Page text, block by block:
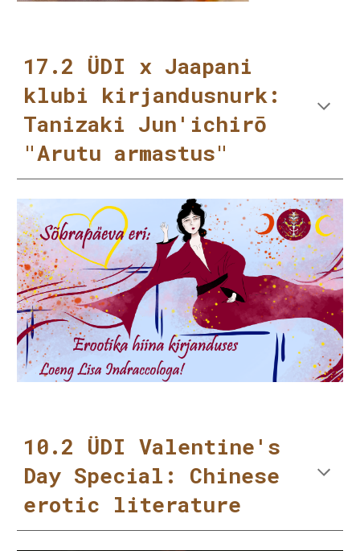
17.2 ÜDI x Jaapani
klubi kirjandusnurk:
Tanizaki Jun'ichirō
"Arutu armastus"
10.2 ÜDI Valentine's
Day Special: Chinese
erotic literature